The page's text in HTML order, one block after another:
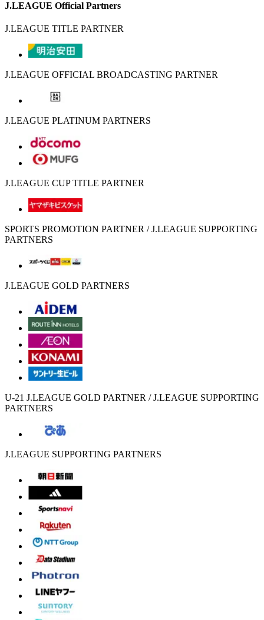
J.LEAGUE Official Partners
J.LEAGUE TITLE PARTNER
J.LEAGUE OFFICIAL BROADCASTING PARTNER
J.LEAGUE PLATINUM PARTNERS
J.LEAGUE CUP TITLE PARTNER
SPORTS PROMOTION PARTNER / J.LEAGUE SUPPORTING
PARTNERS
J.LEAGUE GOLD PARTNERS
U-21 J.LEAGUE GOLD PARTNER / J.LEAGUE SUPPORTING
PARTNERS
J.LEAGUE SUPPORTING PARTNERS